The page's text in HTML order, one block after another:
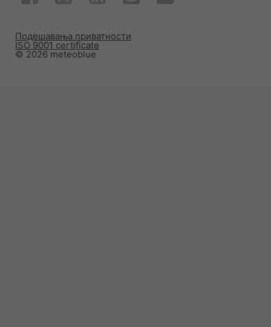
© 2026 meteoblue
ISO 9001 certificate
Подешавања приватности